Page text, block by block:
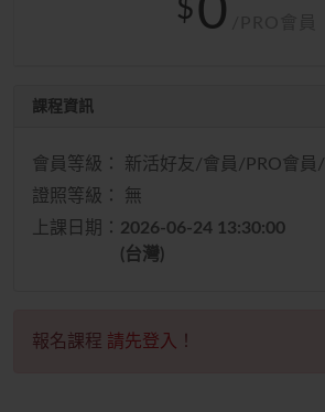
$ 0
課程資訊
會員等級： 新活好友/會員/PRO會員/
證照等級： 無
上課日期： 2026-06-24 13:30:00
(台灣)
報名課程 請先登入 ！